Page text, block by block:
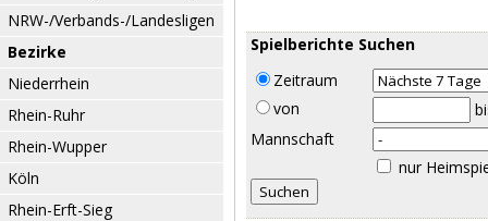
NRW-/Verbands-/Landesligen
Bezirke
Niederrhein
Rhein-Ruhr
Rhein-Wupper
Köln
Rhein-Erft-Sieg
Spielberichte Suchen
Zeitraum
von
Mannschaft
nur